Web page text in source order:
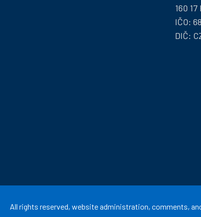
160
IČO:
DIČ:
All rights reserved, website administration, comments,